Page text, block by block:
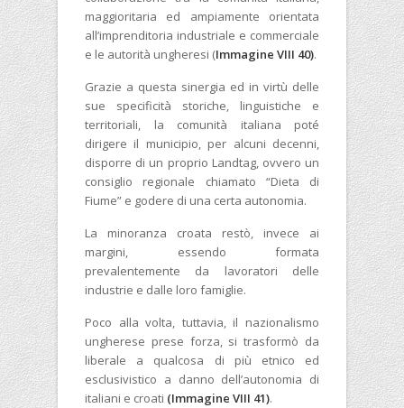
maggioritaria ed ampiamente orientata
all’imprenditoria industriale e commerciale
e le autorità ungheresi (Immagine VIII 40).
Grazie a questa sinergia ed in virtù delle
sue specificità storiche, linguistiche e
territoriali, la comunità italiana poté
dirigere il municipio, per alcuni decenni,
disporre di un proprio Landtag, ovvero un
consiglio regionale chiamato “Dieta di
Fiume” e godere di una certa autonomia.
La minoranza croata restò, invece ai
margini, essendo formata
prevalentemente da lavoratori delle
industrie e dalle loro famiglie.
Poco alla volta, tuttavia, il nazionalismo
ungherese prese forza, si trasformò da
liberale a qualcosa di più etnico ed
esclusivistico a danno dell’autonomia di
italiani e croati (Immagine VIII 41).